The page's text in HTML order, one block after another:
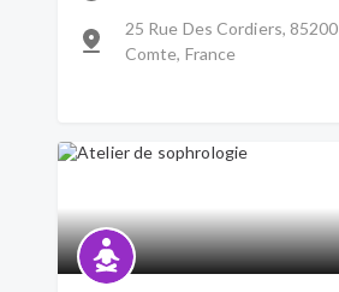
25 Rue Des Cordiers,
Comte, France